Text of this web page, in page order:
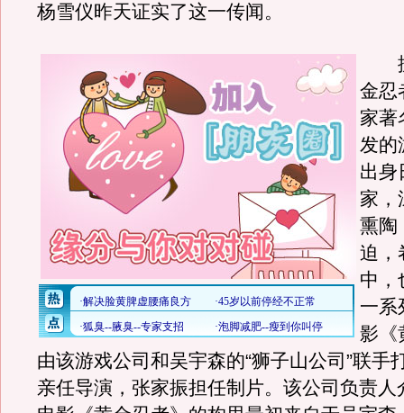
杨雪仪昨天证实了这一传闻。
据
金忍
家著
发的
出身
家，
熏陶
迫，
中，
一系
影《
由该游戏公司和吴宇森的“狮子山公司”联手
亲任导演，张家振担任制片。该公司负责人